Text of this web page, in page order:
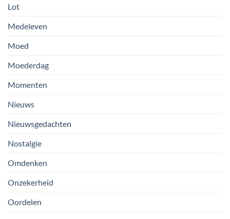
Lot
Medeleven
Moed
Moederdag
Momenten
Nieuws
Nieuwsgedachten
Nostalgie
Omdenken
Onzekerheid
Oordelen